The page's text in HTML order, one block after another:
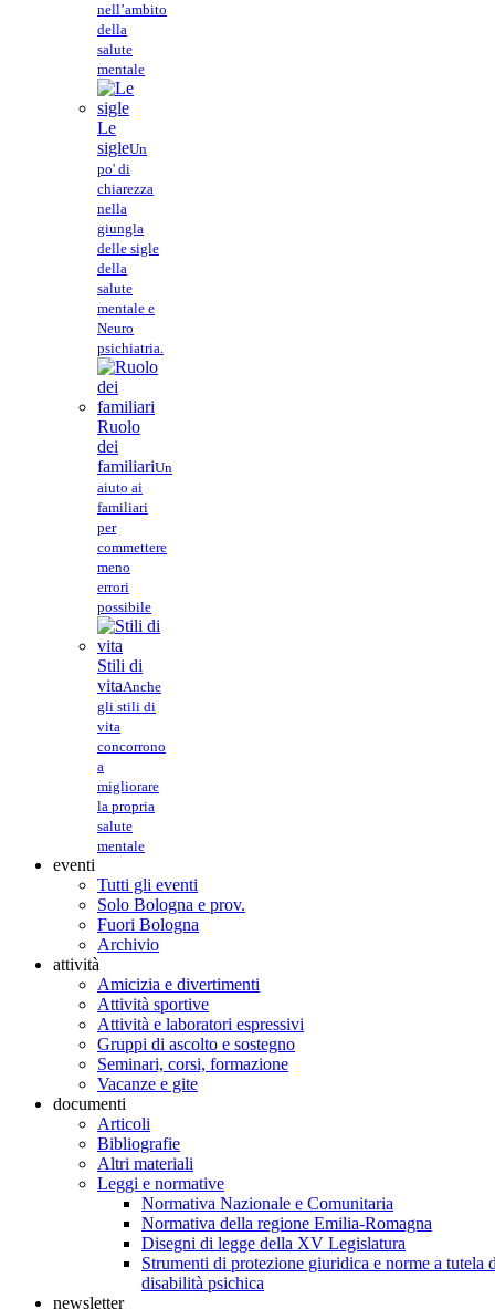
nell’ambito
della
salute
mentale
Le
sigleUn
po' di
chiarezza
nella
giungla
delle sigle
della
salute
mentale e
Neuro
psichiatria.
Ruolo
dei
familiariUn
aiuto ai
familiari
per
commettere
meno
errori
possibile
Stili di
vitaAnche
gli stili di
vita
concorrono
a
migliorare
la propria
salute
mentale
eventi
Tutti gli eventi
Solo Bologna e prov.
Fuori Bologna
Archivio
attività
Amicizia e divertimenti
Attività sportive
Attività e laboratori espressivi
Gruppi di ascolto e sostegno
Seminari, corsi, formazione
Vacanze e gite
documenti
Articoli
Bibliografie
Altri materiali
Leggi e normative
Normativa Nazionale e Comunitaria
Normativa della regione Emilia-Romagna
Disegni di legge della XV Legislatura
Strumenti di protezione giuridica e norme a tutela
disabilità psichica
newsletter